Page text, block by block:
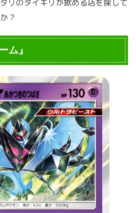
リのダイキリが飲める店を探して
？
ム』